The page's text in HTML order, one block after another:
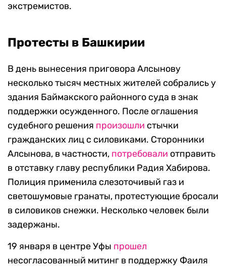
экстремистов.
Протесты в Башкирии
В день вынесения приговора Алсынову
несколько тысяч местных жителей собрались у
здания Баймакского районного суда в знак
поддержки осужденного. После оглашения
судебного решения произошли стычки
гражданских лиц с силовиками. Сторонники
Алсынова, в частности, потребовали отправить
в отставку главу республики Радия Хабирова.
Полиция применила слезоточивый газ и
светошумовые гранаты, протестующие бросали
в силовиков снежки. Несколько человек были
задержаны.
19 января в центре Уфы прошел
несогласованный митинг в поддержку Фаиля